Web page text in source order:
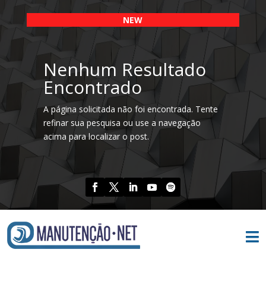
NEW
Nenhum Resultado
Encontrado
A página solicitada não foi encontrada. Tente
refinar sua pesquisa ou use a navegação
acima para localizar o post.
